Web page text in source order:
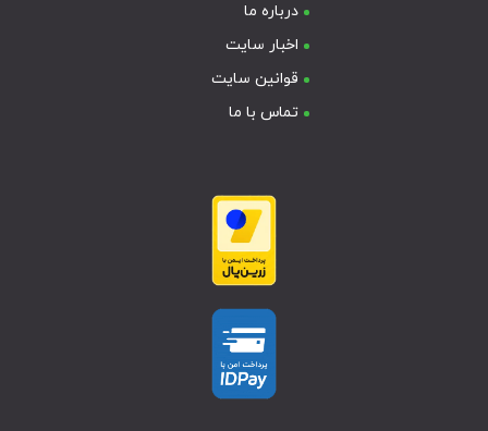
درباره ما
اخبار سایت
قوانین سایت
تماس با ما